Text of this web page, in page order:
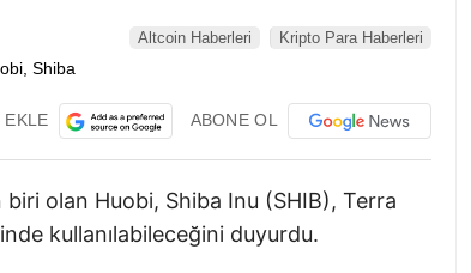
Altcoin Haberleri Kripto Para Haberleri
EKLE ABONE OL
olan Huobi, Shiba Inu (SHIB), Terra
kullanılabileceğini duyurdu.